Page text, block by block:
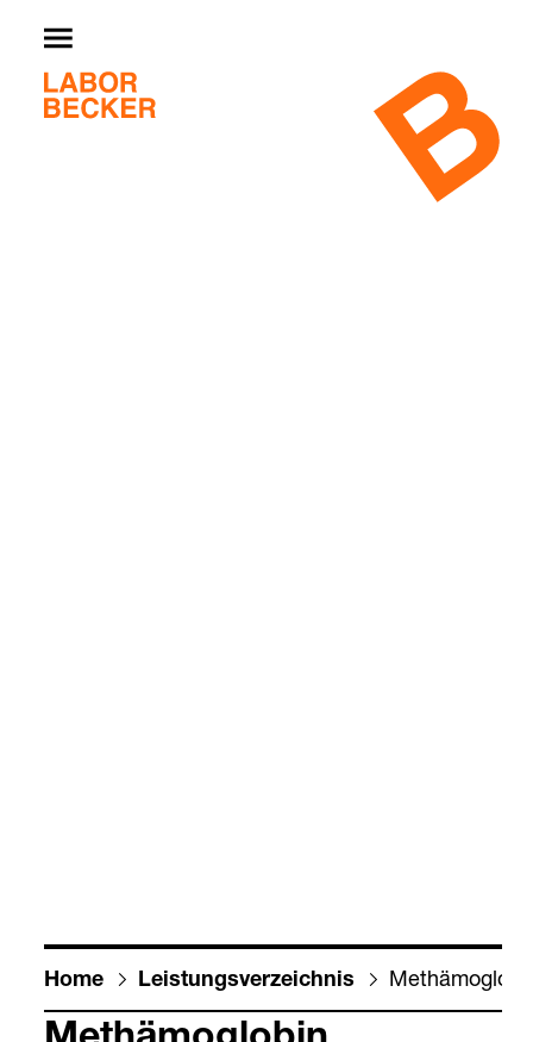
Home Leis­tungs­ver­zeich­nis